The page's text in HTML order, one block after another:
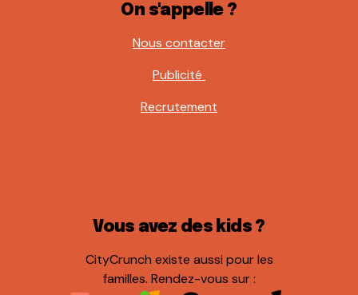
On s'appelle ?
Nous contacter
Publicité
Recrutement
Vous avez des kids ?
CityCrunch existe aussi pour les
familles. Rendez-vous sur :